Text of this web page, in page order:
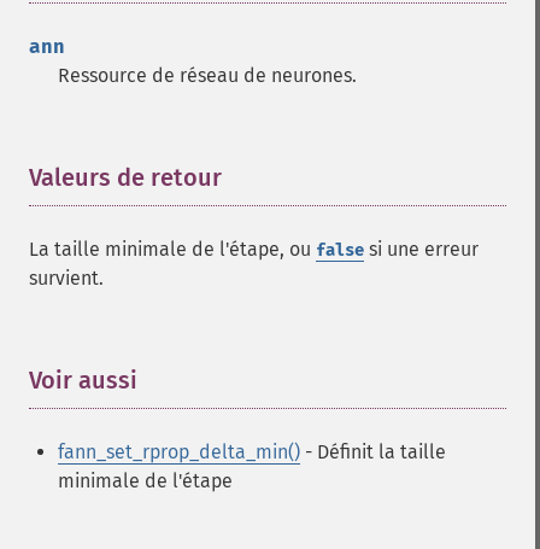
ann
Ressource de réseau de neurones.
Valeurs de retour
La taille minimale de l'étape, ou false si une erreur
survient.
Voir aussi
fann_set_rprop_delta_min() - Définit la taille
minimale de l'étape